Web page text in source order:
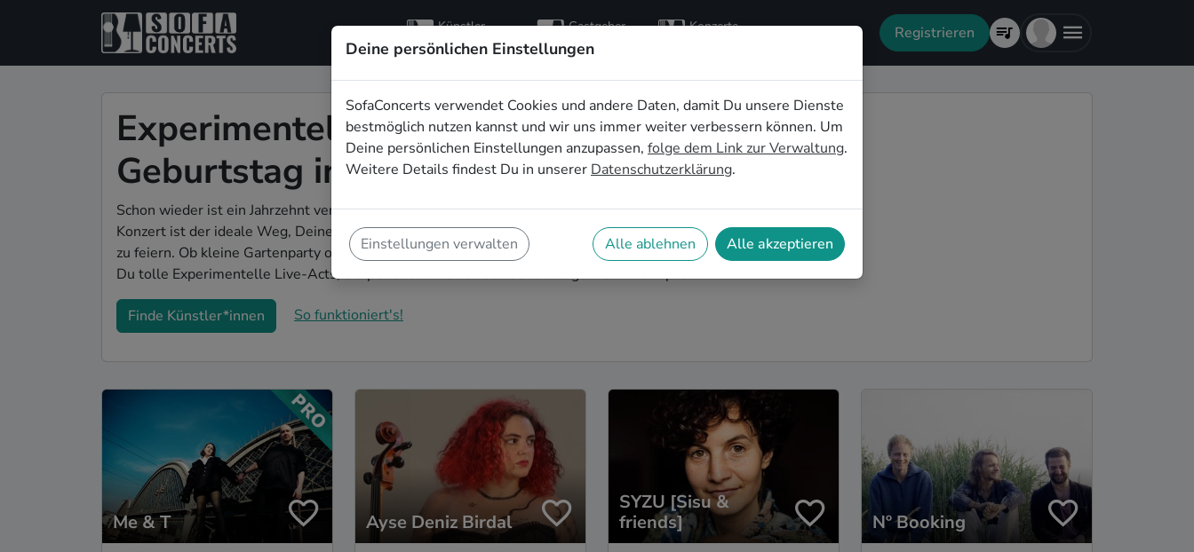
Künstler
entdecken
Gastgeber Konzerte Registrieren
Experimentelle Live-Musik für den 50.
Geburtstag in Jena
Schon wieder ist ein Jahrzehnt vergangen und Dein nächster runder Geburtstag steht an? Ein
Konzert ist der ideale Weg, Deinen 50. Geburtstag in Jena auf eine ganz besondere Art und Weise
zu feiern. Ob kleine Gartenparty oder Feier mit der ganzen Nachbarschaft: Auf SofaConcerts findest
Du tolle Experimentelle Live-Acts, die perfekt zu Deiner 50. Geburtstagsfeier in Jena passen.
Finde Künstler*innen So funktioniert's!
Me & T Ayse Deniz Birdal
SYZU [Sisu &
friends]
Nº Booking
Deine persönlichen Einstellungen
SofaConcerts verwendet Cookies und andere Daten, damit Du unsere Dienste
bestmöglich nutzen kannst und wir uns immer weiter verbessern können. Um
Deine persönlichen Einstellungen anzupassen, folge dem Link zur Verwaltung.
Weitere Details findest Du in unserer Datenschutzerklärung.
Einstellungen verwalten Alle ablehnen Alle akzeptieren